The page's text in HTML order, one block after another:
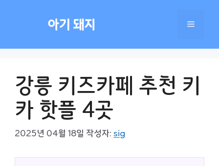
아기 돼지 메
강릉 키즈카페 추천 키
카 핫플 4곳
2025년 04월 18일 작성자: sig